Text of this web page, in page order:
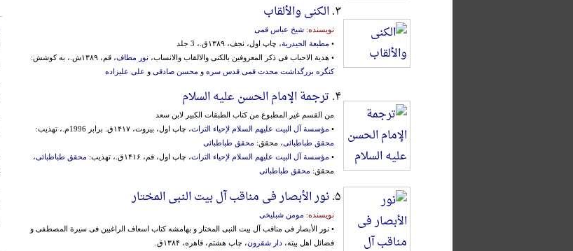
۳. الکنی والألقاب
نویسنده: شیخ عباس قمی
• مطبعة الحیدریة، چاپ اول، نجف، ۱۳۸۹ق.، 3 جلد
• هدیة الاحباب فی ذکر المعروفین بالکنی والالقاب والانساب، نور مطاف، قم، ۱۳۸۹ش.، به کوشش:
کنگره بزرگداشت محدث قمی قدس سره و محسن صادقی و علی علیزاده
۴. ترجمة الإمام الحسن علیه السلام
من القسم غیر المطبوع من کتاب الطبقات الکبیر لابن سعد
• مؤسسة آل البیت علیهم السلام لإحیاء التراث، چاپ اول، بیروت، ۱۴۱۷ق. برابر 1996م.، تهذیب:
محقق طباطبائی، محقق: محقق طباطبائی
• مؤسسة آل البیت علیهم السلام لإحیاء التراث، چاپ اول، قم، ۱۴۱۶ق.، تهذیب: محقق طباطبائی،
محقق: محقق طباطبائی
۵. نور الأبصار فی مناقب آل بیت النبی المختار
نویسنده: مومن شبلیخی
• نور الأبصار فی مناقب آل بیت النبی المختار و بهامشه کتاب اسعاف الراغبین فی سیرة المصطفی و
فضائل اهل بیته، دار شقرون، چاپ هشتم، قاهره، ۱۳۸۴ق.